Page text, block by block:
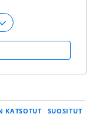
KATSOTUT SUOSITUT